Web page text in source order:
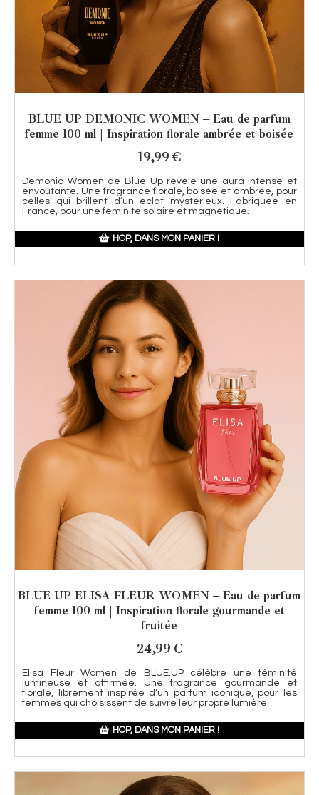
BLUE UP DEMONIC WOMEN – Eau de parfum
femme 100 ml | Inspiration florale ambrée et boisée
19,99€
Demonic Women de Blue-Up révèle une aura intense et
envoûtante. Une fragrance florale, boisée et ambrée, pour
celles qui brillent d’un éclat mystérieux. Fabriquée en
France, pour une féminité solaire et magnétique.
HOP, DANS MON PANIER !
BLUE UP ELISA FLEUR WOMEN – Eau de parfum
femme 100 ml | Inspiration florale gourmande et
fruitée
24,99€
Elisa Fleur Women de BLUE.UP célèbre une féminité
lumineuse et affirmée. Une fragrance gourmande et
florale, librement inspirée d’un parfum iconique, pour les
femmes qui choisissent de suivre leur propre lumière.
HOP, DANS MON PANIER !